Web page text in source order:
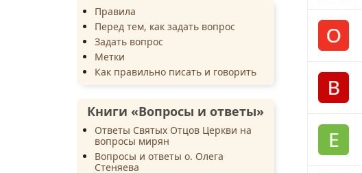
Правила
Перед тем, как задать вопрос
Задать вопрос
Метки
Как правильно писать и говорить
Книги «Вопросы и ответы»
Ответы Святых Отцов Церкви на
вопросы мирян
Вопросы и ответы о. Олега
Стеняева